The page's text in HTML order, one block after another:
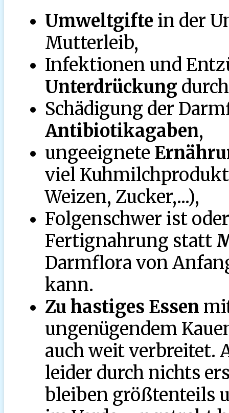
Umweltgifte in der
Mutterleib,
Infektionen und
Unterdrückung
Schädigung der
Antibiotikagaben,
ungeeignete
viel
Weizen, Zucker,...),
Folgenschwer ist
Fertignahrung statt
Darmflora von
kann.
Zu hastiges Essen
ungenügendem
auch weit verbreitet.
leider durch nichts
bleiben größtenteils